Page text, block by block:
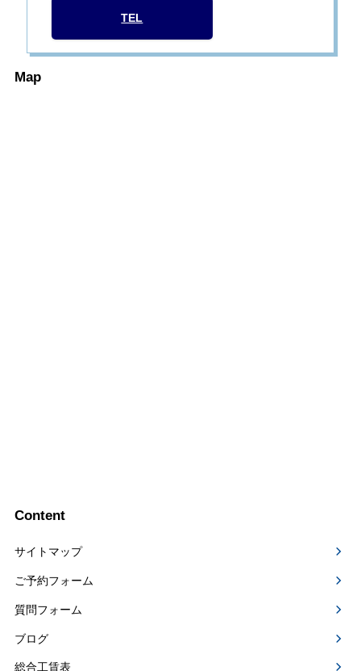
TEL
Map
Content
サイトマップ
ご予約フォーム
質問フォーム
ブログ
総合工賃表